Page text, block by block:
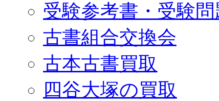
受験参考書・受験
古書組合交換会
古本古書買取
四谷大塚の買取